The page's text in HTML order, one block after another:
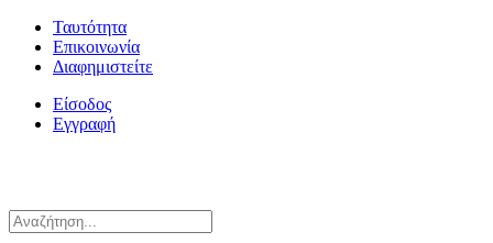
Ταυτότητα
Επικοινωνία
Διαφημιστείτε
Είσοδος
Εγγραφή